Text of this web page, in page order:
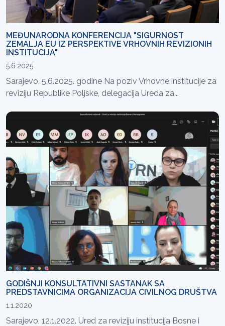
MEĐUNARODNA KONFERENCIJA "SIGURNOST
ZEMALJA EU IZ PERSPEKTIVE VRHOVNIH REVIZIONIH
INSTITUCIJA"
5.6.2025
Sarajevo, 5.6.2025. godine Na poziv Vrhovne institucije za
reviziju Republike Poljske, delegacija Ureda za...
GODIŠNJI KONSULTATIVNI SASTANAK SA
PREDSTAVNICIMA ORGANIZACIJA CIVILNOG DRUŠTVA
1.1.2020
Sarajevo, 12.1.2022. Ured za reviziju institucija Bosne i